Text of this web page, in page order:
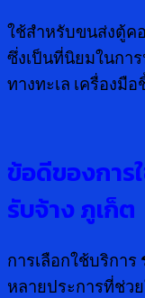
ใช้สำหรับขนส่งตู้ค
ซึ่งเป็นที่นิยมในกา
ทางทะเล เครื่องมื
ข้อดีของการ
รับจ้าง ภูเก็ต
การเลือกใช้บริการ
หลายประการที่ช่ว